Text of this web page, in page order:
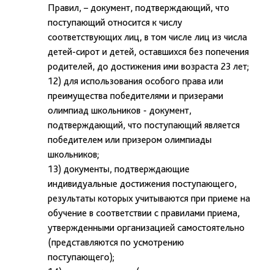
Правил, – документ, подтверждающий, что
поступающий относится к числу
соответствующих лиц, в том числе лиц из числа
детей-сирот и детей, оставшихся без попечения
родителей, до достижения ими возраста 23 лет;
12) для использования особого права или
преимущества победителями и призерами
олимпиад школьников - документ,
подтверждающий, что поступающий является
победителем или призером олимпиады
школьников;
13) документы, подтверждающие
индивидуальные достижения поступающего,
результаты которых учитываются при приеме на
обучение в соответствии с правилами приема,
утвержденными организацией самостоятельно
(представляются по усмотрению
поступающего);